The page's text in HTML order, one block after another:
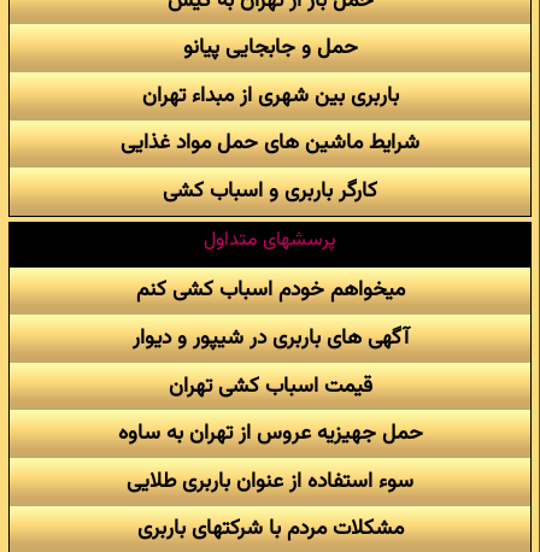
حمل و جابجایی پیانو
باربری بین شهری از مبداء تهران
شرایط ماشین های حمل مواد غذایی
کارگر باربری و اسباب کشی
پرسشهای متداول
میخواهم خودم اسباب کشی کنم
آگهی های باربری در شیپور و دیوار
قیمت اسباب کشی تهران
حمل جهیزیه عروس از تهران به ساوه
سوء استفاده از عنوان باربری طلایی
مشکلات مردم با شرکتهای باربری